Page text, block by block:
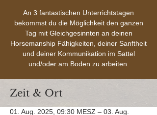
An 3 fantastischen Unterrichtstagen
bekommst du die Möglichkeit den ganzen
Tag mit Gleichgesinnten an deinen
Horsemanship Fähigkeiten, deiner Sanftheit
und deiner Kommunikation im Sattel
und/oder am Boden zu arbeiten.
Zeit & Ort
01. Aug. 2025, 09:30 MESZ – 03. Aug.